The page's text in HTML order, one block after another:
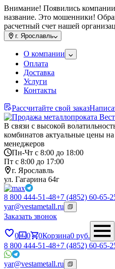
Внимание! Появились
название. Это мошенники!
расчетный счет нашей
г. Ярославль
О компании
Оплата
Доставка
Услуги
Контакты
Рассчитайте свой заказ
В связи с высокой
комбинатов актуальные цены
менеджеров
Пн-Чт с 8:00 до 18:00
Пт с 8:00 до 17:00
г. Ярославль
ул. Гагарина 64г
8 800 444-51-48+7 (4852) 60-65-
yar@vestametall.ru
Заказать звонок
0 0 0Корзина0 руб.
8 800 444-51-48+7 (4852) 60-65-
yar@vestametall.ru